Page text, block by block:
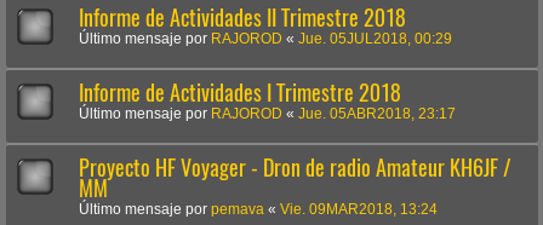
Informe de Actividades II Trimestre 2018
Último mensaje por RAJOROD « Jue. 05JUL2018, 00:29
Informe de Actividades I Trimestre 2018
Último mensaje por RAJOROD « Jue. 05ABR2018, 23:17
Proyecto HF Voyager - Dron de radio Amateur KH6JF /
MM
Último mensaje por pemava « Vie. 09MAR2018, 13:24